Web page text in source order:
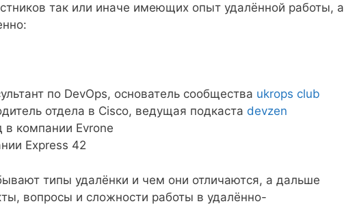
так или иначе имеющих опыт удалённой работы, а
по DevOps, основатель сообщества ukrops club
отдела в Cisco, ведущая подкаста devzen
в компании Evrone
Express 42
типы удалёнки и чем они отличаются, а дальше
вопросы и сложности работы в удалённо-